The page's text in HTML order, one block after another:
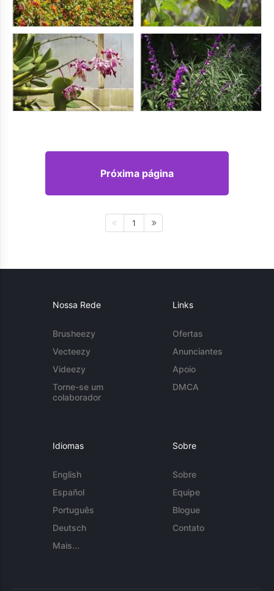
Próxima página
1
Nossa Rede
Brusheezy
Vecteezy
Videezy
Torne-se um
colaborador
Links
Ofertas
Anunciantes
Apoio
DMCA
Idiomas
English
Español
Português
Deutsch
Mais...
Sobre
Sobre
Equipe
Blogue
Contato